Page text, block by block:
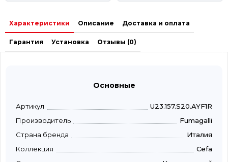
Характеристики Описание Доставка и оплата
Гарантия Установка Отзывы (0)
Основные
Артикул
U23.157.S20.AYF1R
Производитель
Fumagalli
Страна бренда
Италия
Коллекция
Cefa